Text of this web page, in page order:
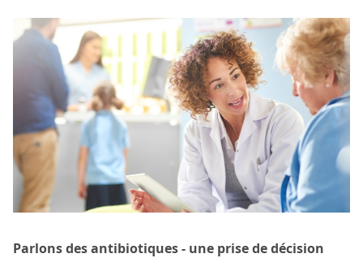
Parlons des antibiotiques - une prise de décision